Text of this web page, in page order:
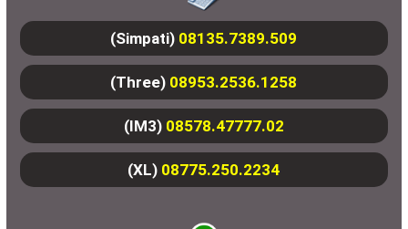
(Simpati) 08135.7389.509
(Three) 08953.2536.1258
(IM3) 08578.47777.02
(XL) 08775.250.2234